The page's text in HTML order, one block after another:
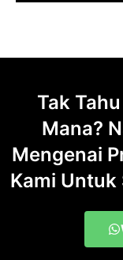
Tak
Mana?
Mengenai
Kami Untuk